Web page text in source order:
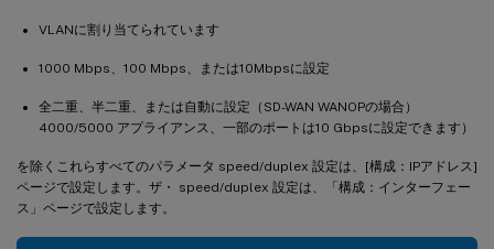
VLANに割り当てられています
1000 Mbps、100 Mbps、または10Mbpsに設定
全二重、半二重、または自動に設定（SD-WAN WANOPの場合）
4000/5000 アプライアンス、一部のポートは10 Gbpsに設定できます）
を除くこれらすべてのパラメータ speed/duplex 設定は、[構成：IPアドレス]
ページで設定します。ザ・ speed/duplex 設定は、「構成：インターフェー
ス」ページで設定します。